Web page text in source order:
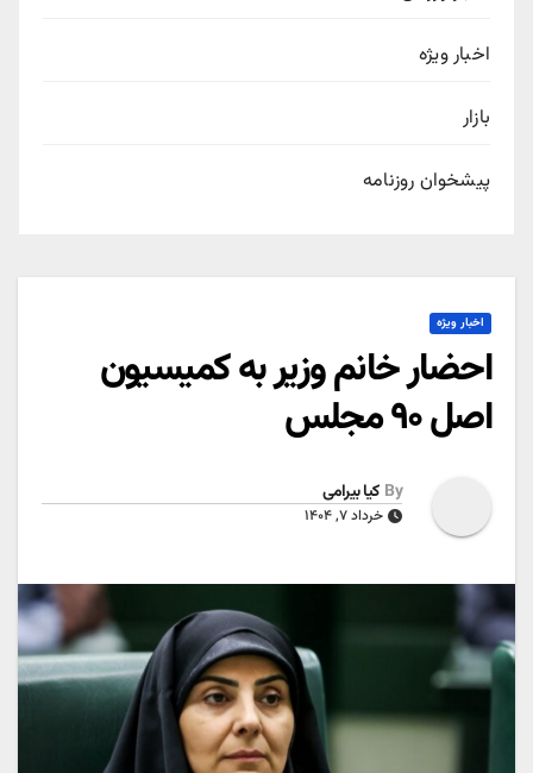
اخبار ویژه
بازار
پیشخوان روزنامه
اخبار ویژه
احضار خانم وزیر به کمیسیون
اصل ۹۰ مجلس
By کیا بیرامی
خرداد ۷, ۱۴۰۴